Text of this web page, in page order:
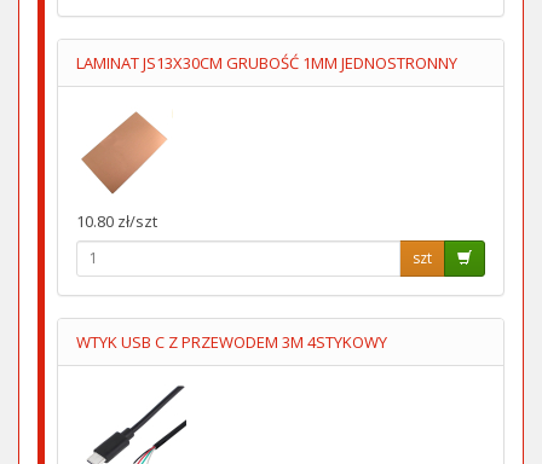
LAMINAT JS13X30CM GRUBOŚĆ 1MM JEDNOSTRONNY
10.80 zł/szt
szt
WTYK USB C Z PRZEWODEM 3M 4STYKOWY